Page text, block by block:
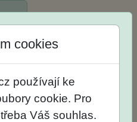
cookies
používají ke
cookie. Pro
Váš souhlas.